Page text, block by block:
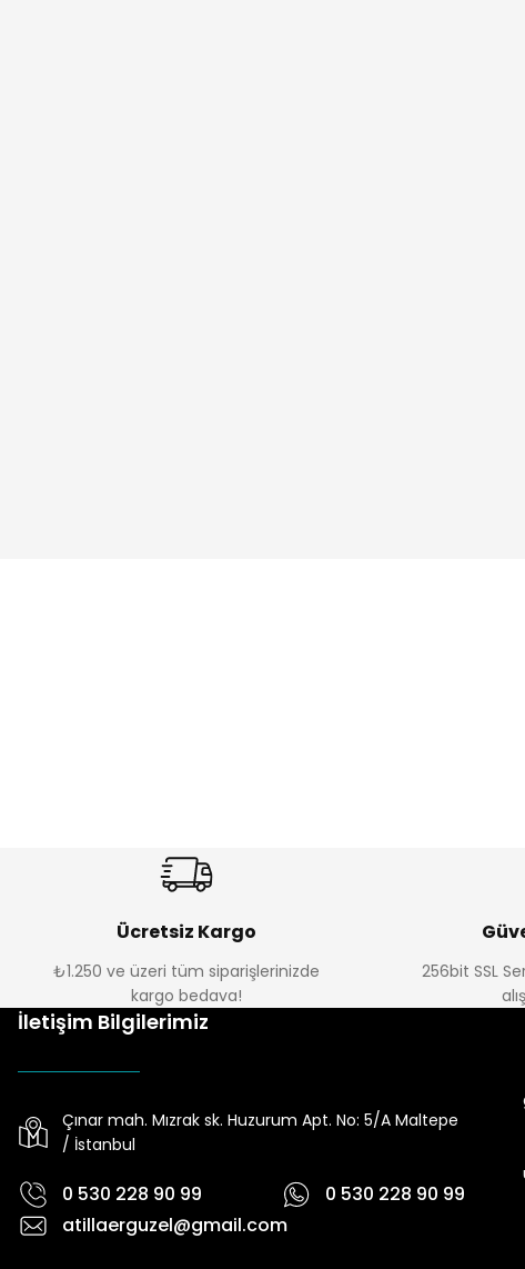
Ücretsiz Kargo
₺1.250 ve üzeri tüm siparişlerinizde
kargo bedava!
256bit SSL
İletişim Bilgilerimiz
Çınar mah. Mızrak sk. Huzurum Apt. No: 5/A Maltepe
/ İstanbul
0 530 228 90 99
0 530 228 90 99
atillaerguzel@gmail.com